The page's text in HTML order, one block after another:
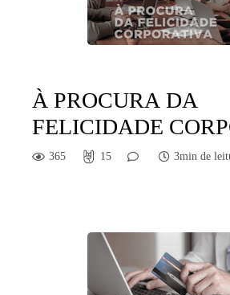
À PROCURA DA
FELICIDADE
365 15 3min de